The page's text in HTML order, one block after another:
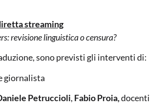
streaming
revisione linguistica o censura?
sono previsti gli interventi di:
giornalista
Petruccioli, Fabio Proia,docenti